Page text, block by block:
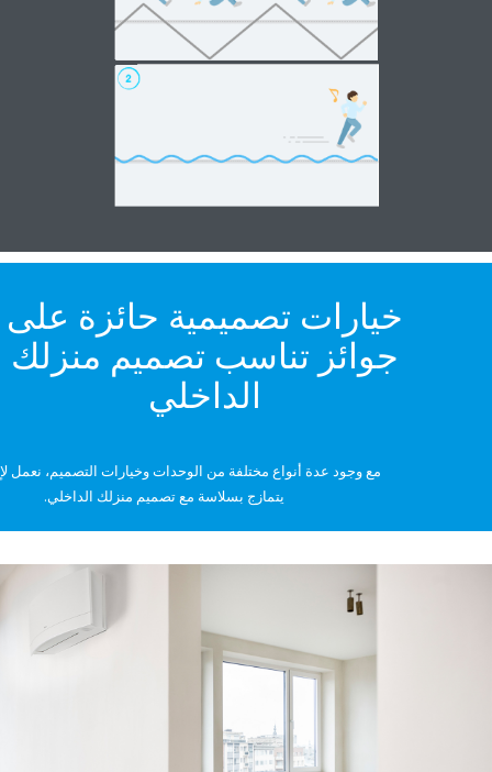
خيارات تصميمية حائزة على
جوائز تناسب تصميم منزلك
الداخلي
مع وجود عدة أنواع مختلفة من الوحدات وخيارات التصميم، نعمل لإيجاد مناخ
يتمازج بسلاسة مع تصميم منزلك الداخلي.